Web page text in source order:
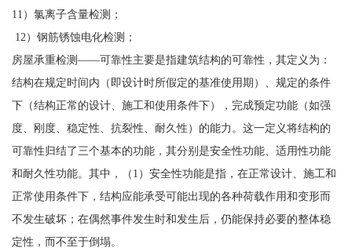
11）氯离子含量检测；
12）钢筋锈蚀电化检测；
房屋承重检测——可靠性主要是指建筑结构的可靠性，其定义为：
结构在规定时间内（即设计时所假定的基准使用期）、规定的条件
下（结构正常的设计、施工和使用条件下），完成预定功能（如强
度、刚度、稳定性、抗裂性、耐久性）的能力。这一定义将结构的
可靠性归结了三个基本的功能，其分别是安全性功能、适用性功能
和耐久性功能。其中，（1）安全性功能是指，在正常设计、施工和
正常使用条件下，结构应能承受可能出现的各种荷载作用和变形而
不发生破坏；在偶然事件发生时和发生后，仍能保持必要的整体稳
定性，而不至于倒塌。